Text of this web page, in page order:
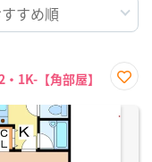
1K-【角部屋】
に入
り登